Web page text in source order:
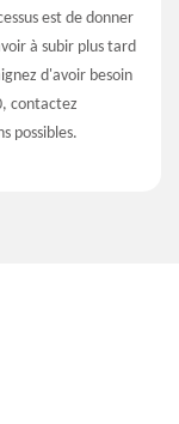
est de donner
à subir plus tard
d'avoir besoin
contactez
possibles.